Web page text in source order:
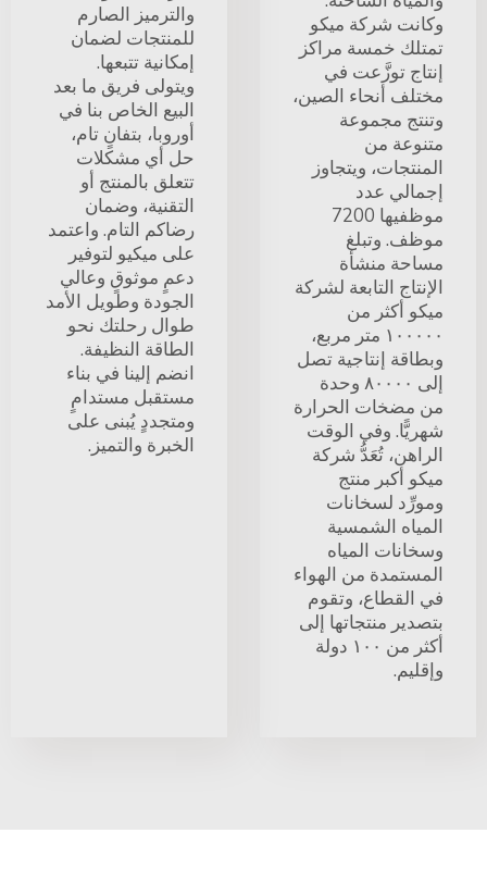
وكانت شركة ميكو
تمتلك خمسة مراكز
إنتاج توزَّعت في
مختلف أنحاء الصين،
وتنتج مجموعة
متنوعة من
المنتجات، ويتجاوز
إجمالي عدد
موظفيها 7200
موظف. وتبلغ
مساحة منشأة
الإنتاج التابعة لشركة
ميكو أكثر من
١٠٠٠٠٠ متر مربع،
وبطاقة إنتاجية تصل
إلى ٨٠٠٠٠ وحدة
من مضخات الحرارة
شهريًّا. وفي الوقت
الراهن، تُعَدُّ شركة
ميكو أكبر منتج
ومورِّد لسخانات
المياه الشمسية
وسخانات المياه
المستمدة من الهواء
في القطاع، وتقوم
بتصدير منتجاتها إلى
أكثر من ١٠٠ دولة
وإقليم.
والترميز الصارم
للمنتجات لضمان
إمكانية تتبعها.
ويتولى فريق ما بعد
البيع الخاص بنا في
أوروبا، بتفانٍ تام،
حل أي مشكلات
تتعلق بالمنتج أو
التقنية، وضمان
رضاكم التام. واعتمد
على ميكيو لتوفير
دعمٍ موثوقٍ وعالي
الجودة وطويل الأمد
طوال رحلتك نحو
الطاقة النظيفة.
انضم إلينا في بناء
مستقبل مستدامٍ
ومتجددٍ يُبنى على
الخبرة والتميز.